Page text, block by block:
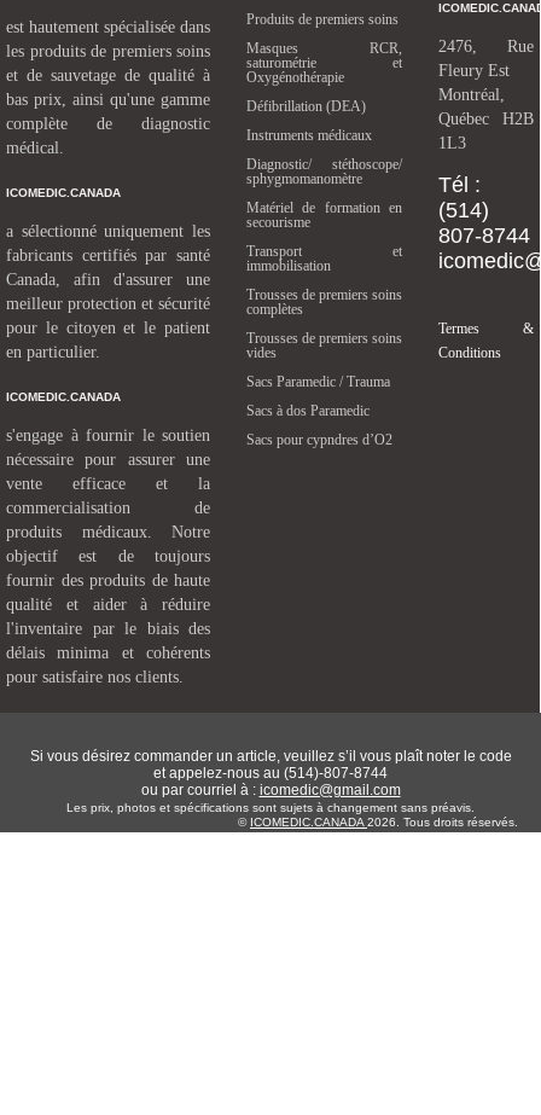
est hautement spécialisée dans
les produits de premiers soins
et de sauvetage de qualité à
bas prix, ainsi qu'une gamme
complète de diagnostic
médical.
ICOMEDIC.CANADA
a sélectionné uniquement les
fabricants certifiés par santé
Canada, afin d'assurer une
meilleur protection et sécurité
pour le citoyen et le patient
en particulier.
ICOMEDIC.CANADA
s'engage à fournir le soutien
nécessaire pour assurer une
vente efficace et la
commercialisation de
produits médicaux. Notre
objectif est de toujours
fournir des produits de haute
qualité et aider à réduire
l'inventaire par le biais des
délais minima et cohérents
pour satisfaire nos clients.
Produits de premiers soins
Masques RCR,
saturométrie et
Oxygénothérapie
Défibrillation (DEA)
Instruments médicaux
Diagnostic/ stéthoscope/
sphygmomanomètre
Matériel de formation en
secourisme
Transport et
immobilisation
Trousses de premiers soins
complètes
Trousses de premiers soins
vides
Sacs Paramedic / Trauma
Sacs à dos Paramedic
Sacs pour cypndres d’O2
2476, Rue
Fleury Est
Montréal,
Québec H2B
1L3
Tél :
(514)
807-8744
Termes &
Conditions
Si vous désirez commander un article, veuillez s’il vous plaît noter le code
et appelez-nous au (514)-807-8744
ou par courriel à : icomedic@gmail.com
Les prix, photos et spécifications sont sujets à changement sans préavis.
© ICOMEDIC.CANADA 2026. Tous droits réservés.